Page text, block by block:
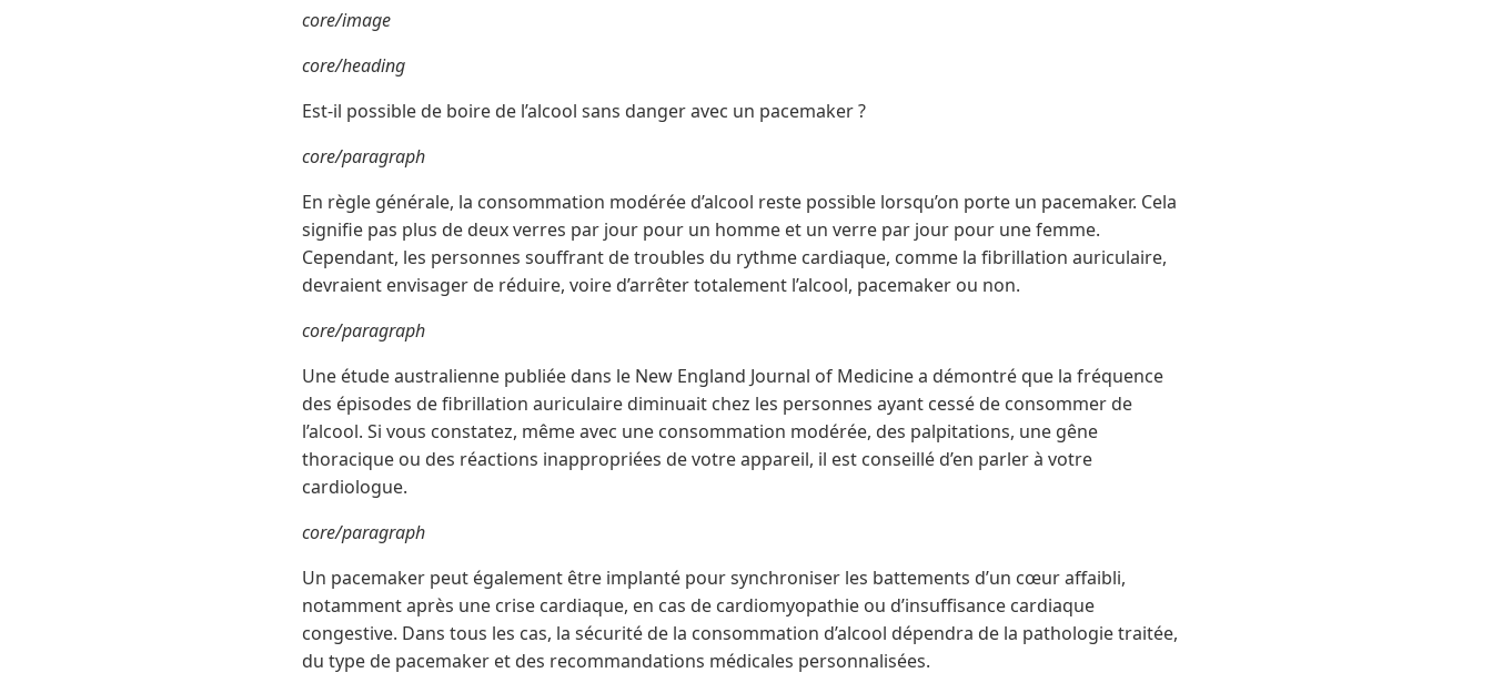
core/image
core/heading
Est-il possible de boire de l’alcool sans danger avec un pacemaker ?
core/paragraph
En règle générale, la consommation modérée d’alcool reste possible lorsqu’on porte un pacemaker. Cela
signifie pas plus de deux verres par jour pour un homme et un verre par jour pour une femme.
Cependant, les personnes souffrant de troubles du rythme cardiaque, comme la fibrillation auriculaire,
devraient envisager de réduire, voire d’arrêter totalement l’alcool, pacemaker ou non.
core/paragraph
Une étude australienne publiée dans le New England Journal of Medicine a démontré que la fréquence
des épisodes de fibrillation auriculaire diminuait chez les personnes ayant cessé de consommer de
l’alcool. Si vous constatez, même avec une consommation modérée, des palpitations, une gêne
thoracique ou des réactions inappropriées de votre appareil, il est conseillé d’en parler à votre
cardiologue.
core/paragraph
Un pacemaker peut également être implanté pour synchroniser les battements d’un cœur affaibli,
notamment après une crise cardiaque, en cas de cardiomyopathie ou d’insuffisance cardiaque
congestive. Dans tous les cas, la sécurité de la consommation d’alcool dépendra de la pathologie traitée,
du type de pacemaker et des recommandations médicales personnalisées.